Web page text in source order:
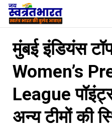
मुंबई इंडियंस
Women’s
League
अन्य टीमों की